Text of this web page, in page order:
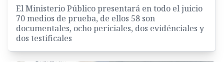
El Ministerio Público presentará en todo el juicio
70 medios de prueba, de ellos 58 son
documentales, ocho periciales, dos evidénciales y
dos testificales